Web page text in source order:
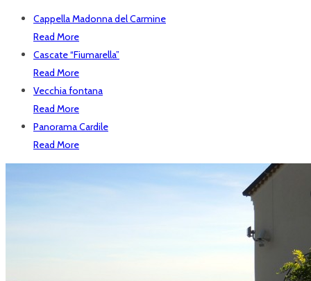
Cappella Madonna del Carmine
Read More
Cascate “Fiumarella”
Read More
Vecchia fontana
Read More
Panorama Cardile
Read More